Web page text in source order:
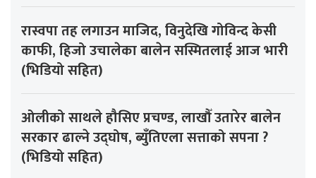
रास्वपा तह लगाउन माजिद, विनुदेखि गोविन्द केसी
काफी, हिजो उचालेका बालेन सस्मितलाई आज भारी
(भिडियो सहित)
ओलीको साथले हौसिए प्रचण्ड, लाखौँ उतारेर बालेन
सरकार ढाल्ने उद्घोष, ब्युँतिएला सत्ताको सपना ?
(भिडियो सहित)